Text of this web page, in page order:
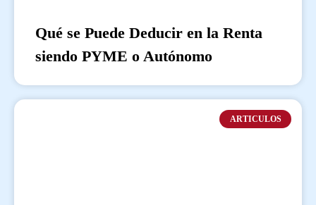
Qué se Puede Deducir en la Renta
siendo PYME o Autónomo
ARTICULOS